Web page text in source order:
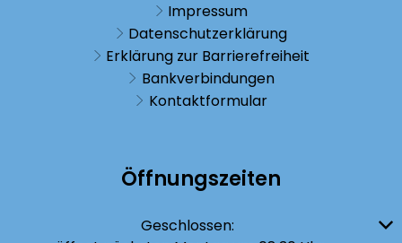
Impressum
Datenschutzerklärung
Erklärung zur Barrierefreiheit
Bankverbindungen
Kontaktformular
Öffnungszeiten
Klicken, um weitere Öffnungs- oder Schließzeiten auszublenden
Geschlossen: